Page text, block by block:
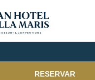
RESERVAR